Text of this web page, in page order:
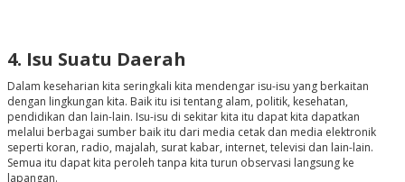
4. Isu Suatu Daerah
Dalam keseharian kita seringkali kita mendengar isu-isu yang berkaitan
dengan lingkungan kita. Baik itu isi tentang alam, politik, kesehatan,
pendidikan dan lain-lain. Isu-isu di sekitar kita itu dapat kita dapatkan
melalui berbagai sumber baik itu dari media cetak dan media elektronik
seperti koran, radio, majalah, surat kabar, internet, televisi dan lain-lain.
Semua itu dapat kita peroleh tanpa kita turun observasi langsung ke
lapangan.